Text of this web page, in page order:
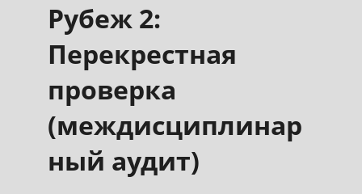
Рубеж 2:
Перекрестная
проверка
(междисциплинар
ный аудит)